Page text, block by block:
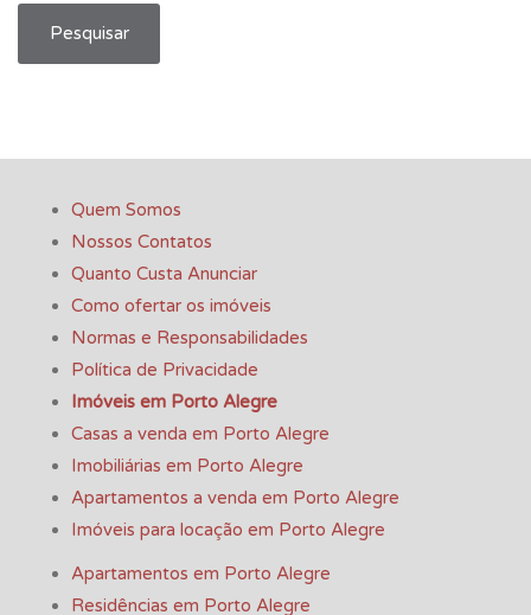
Pesquisar
Quem Somos
Nossos Contatos
Quanto Custa Anunciar
Como ofertar os imóveis
Normas e Responsabilidades
Política de Privacidade
Imóveis em Porto Alegre
Casas a venda em Porto Alegre
Imobiliárias em Porto Alegre
Apartamentos a venda em Porto Alegre
Imóveis para locação em Porto Alegre
Apartamentos em Porto Alegre
Residências em Porto Alegre